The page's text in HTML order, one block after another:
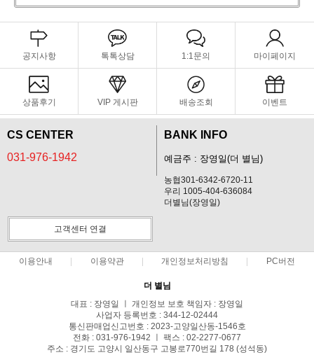
공지사항 톡톡상담 1:1문의 마이페이지
상품후기 VIP 게시판 배송조회 이벤트
CS CENTER
031-976-1942
BANK INFO
예금주 : 장영일(더 별님)
농협301-6342-6720-11
우리 1005-404-636084
더별님(장영일)
고객센터 연결
이용안내 이용약관 개인정보처리방침 PC버전
더 별님
대표 : 장영일 ㅣ 개인정보 보호 책임자 : 장영일
사업자 등록번호 : 344-12-02444
통신판매업신고번호 : 2023-고양일산동-1546호
전화 : 031-976-1942 ㅣ 팩스 : 02-2277-0677
주소 : 경기도 고양시 일산동구 고봉로770번길 178 (성석동)